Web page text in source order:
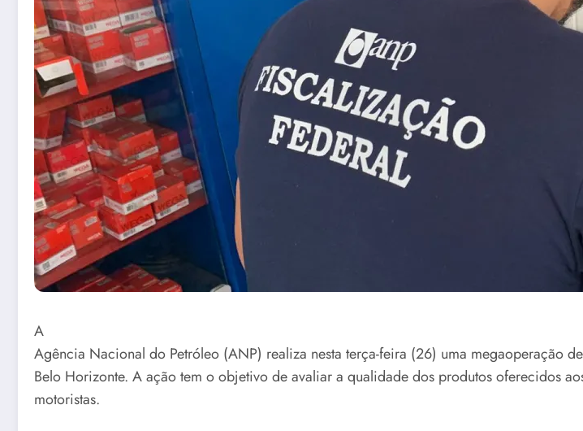
A
Agência Nacional do Petróleo (ANP) realiza nesta terça-feira (26) uma megaoperação
Belo Horizonte. A ação tem o objetivo de avaliar a qualidade dos produtos oferecidos
motoristas.